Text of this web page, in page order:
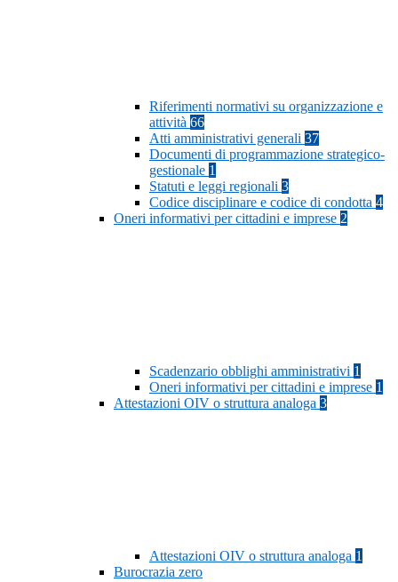
Riferimenti normativi su organizzazione e
attività 66
Atti amministrativi generali 37
Documenti di programmazione strategico-
gestionale 1
Statuti e leggi regionali 3
Codice disciplinare e codice di condotta 4
Oneri informativi per cittadini e imprese 2
Scadenzario obblighi amministrativi 1
Oneri informativi per cittadini e imprese 1
Attestazioni OIV o struttura analoga 3
Attestazioni OIV o struttura analoga 1
Burocrazia zero